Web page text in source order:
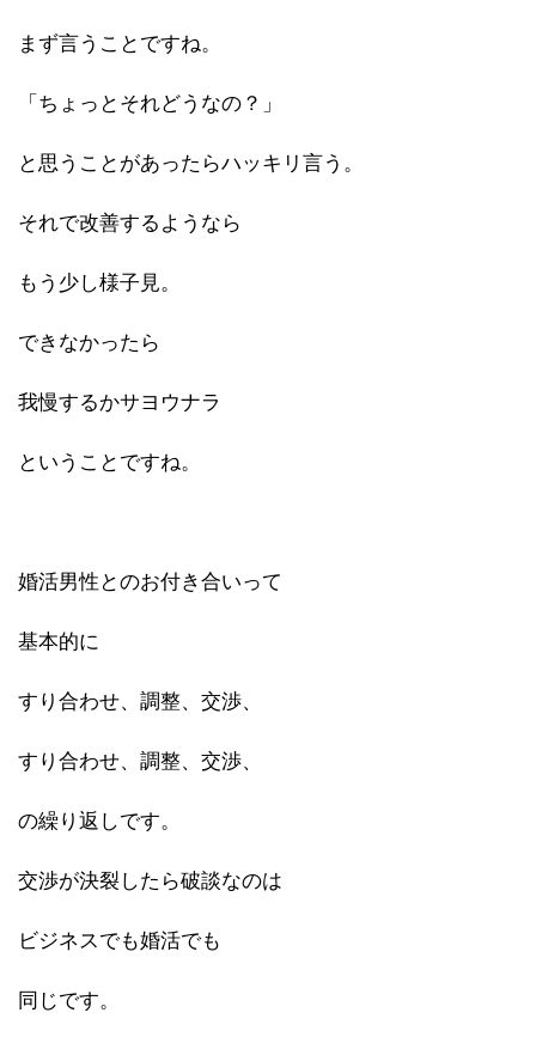
まず言うことですね。
「ちょっとそれどうなの？」
と思うことがあったらハッキリ言う。
それで改善するようなら
もう少し様子見。
できなかったら
我慢するかサヨウナラ
ということですね。
婚活男性とのお付き合いって
基本的に
すり合わせ、調整、交渉、
すり合わせ、調整、交渉、
の繰り返しです。
交渉が決裂したら破談なのは
ビジネスでも婚活でも
同じです。